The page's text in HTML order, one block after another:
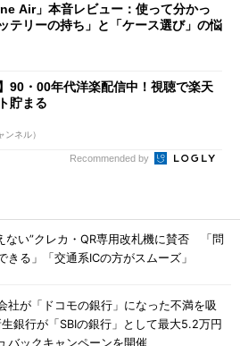
Air」本音レビュー：使って分かっ
テリーの持ち」と「ケース選び」の悩
】90・00年代洋楽配信中！視聴で楽天
貯まる
ンネル）
Recommended by
ない”クレカ・QR専用改札機に賛否 「問
きる」「交通系ICの方がスムーズ」
社が「ドコモの銀行」になった不満を吸
銀行が「SBIの銀行」として最大5.2万円
バックキャンペーンを開催